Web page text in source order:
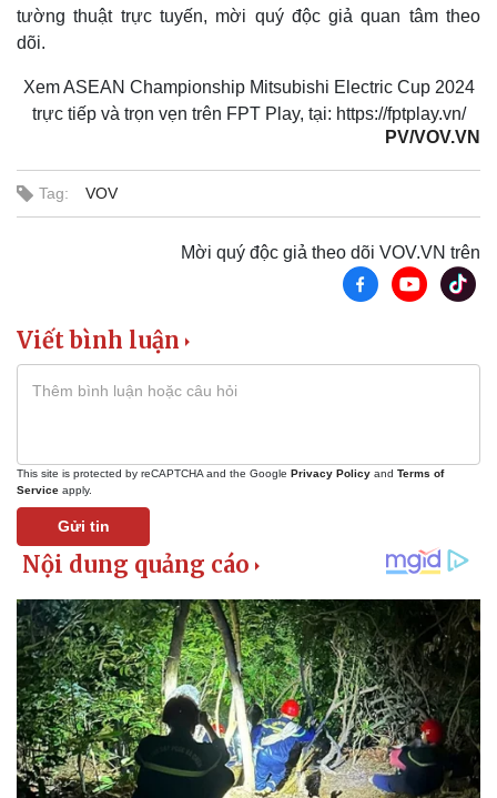
Kinh tế
Thị trường
Giá vàng
tường thuật trực tuyến, mời quý độc giả quan tâm theo
dõi.
Xem ASEAN Championship Mitsubishi Electric Cup 2024
trực tiếp và trọn vẹn trên FPT Play, tại: https://fptplay.vn/
PV/VOV.VN
Tag: VOV
Mời quý độc giả theo dõi VOV.VN trên
Viết bình luận
This site is protected by reCAPTCHA and the Google Privacy Policy and Terms of
Service apply.
Gửi tin